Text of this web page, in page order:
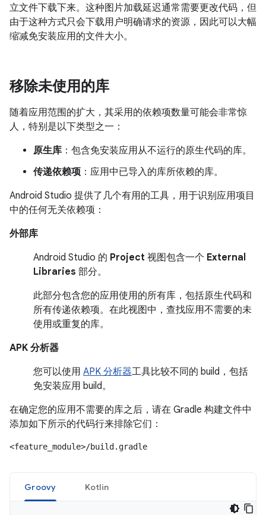
立文件下载下来。这种图片加载延迟通常需要更改代码，但
由于这种方式只会下载用户明确请求的资源，因此可以大幅
缩减免安装应用的文件大小。
移除未使用的库
随着应用范围的扩大，其采用的依赖项数量可能会非常惊
人，特别是以下类型之一：
原生库 ：包含免安装应用从不运行的原生代码的库。
传递依赖项 ：应用中已导入的库所依赖的库。
Android Studio 提供了几个有用的工具，用于识别应用项目
中的任何无关依赖项：
外部库
Android Studio 的 Project 视图包含一个 External
Libraries 部分。
此部分包含您的应用使用的所有库，包括原生代码和
所有传递依赖项。在此视图中，查找应用不需要的未
使用或重复的库。
APK 分析器
您可以使用 APK 分析器工具比较不同的 build，包括
免安装应用 build。
在确定您的应用不需要的库之后，请在 Gradle 构建文件中
添加如下所示的代码行来排除它们：
<feature_module>/build.gradle
Groovy Kotlin